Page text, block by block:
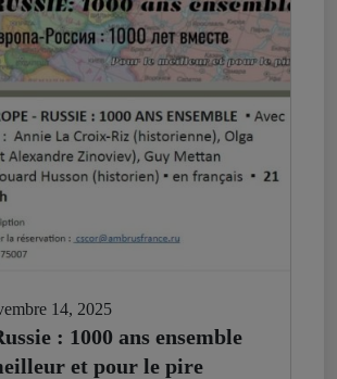
14, 2025
: 1000 ans ensemble
et pour le pire